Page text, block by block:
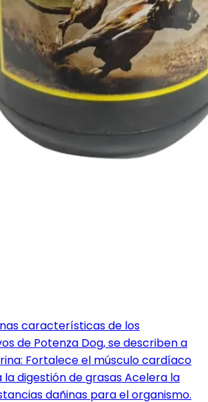
características de los
de Potenza Dog, se describen a
Fortalece el músculo cardíaco
la digestión de grasas Acelera la
dañinas para el organismo.